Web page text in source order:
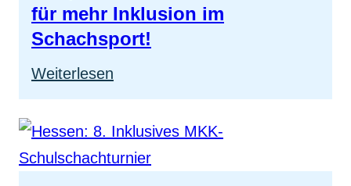
für mehr Inklusion im
Schachsport!
Weiterlesen
Kooperation
mit
ChessBase